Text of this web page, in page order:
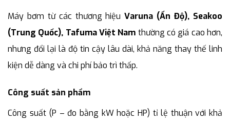
Máy bơm từ các thương hiệuVaruna (Ấn Độ), Seakoo
(Trung Quốc), Tafuma Việt Nam thường có giá cao hơn,
nhưng đổi lại là độ tin cậy lâu dài, khả năng thay thế linh
kiện dễ dàng và chi phí bảo trì thấp.
Công suất sản phẩm
Công suất (P – đo bằng kW hoặc HP) tỉ lệ thuận với khả